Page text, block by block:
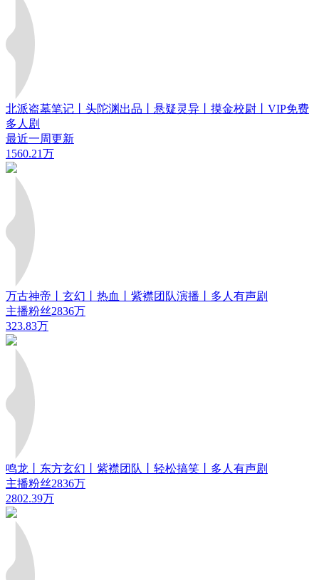
北派盗墓笔记丨头陀渊出品丨悬疑灵异丨摸金校尉丨VIP免费
多人剧
最近一周更新
1560.21万
万古神帝丨玄幻丨热血丨紫襟团队演播丨多人有声剧
主播粉丝2836万
323.83万
鸣龙丨东方玄幻丨紫襟团队丨轻松搞笑丨多人有声剧
主播粉丝2836万
2802.39万